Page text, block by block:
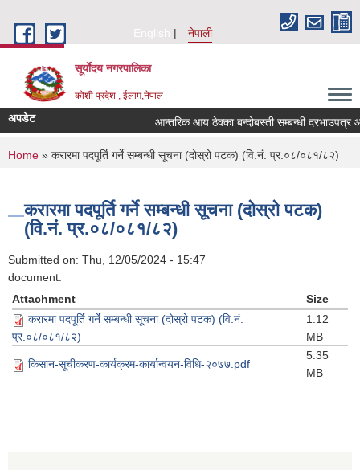
English
नेपाली
सूर्याेदय नगरपालिका
कोशी प्रदेश , ईलाम,नेपाल
अपडेट आन्तरिक आय ठेक्का बन्दोबस्ती सम्बन्धी दरभाउपत्र
You are here
Home » करारमा पदपूर्ति गर्ने सम्बन्धी सूचना (दोस्रो पटक) (वि.नं. प्र.०८/०८१/८२)
करारमा पदपूर्ति गर्ने सम्बन्धी सूचना (दोस्रो पटक)
(वि.नं. प्र.०८/०८१/८२)
Submitted on: Thu, 12/05/2024 - 15:47
document:
Attachment
Size
करारमा पदपूर्ति गर्ने सम्बन्धी सूचना (दोस्रो पटक) (वि.नं.
प्र.०८/०८१/८२)
1.12
MB
किसान-सूचीकरण-कार्यक्रम-कार्यान्वयन-विधि-२०७७.pdf
5.35
MB